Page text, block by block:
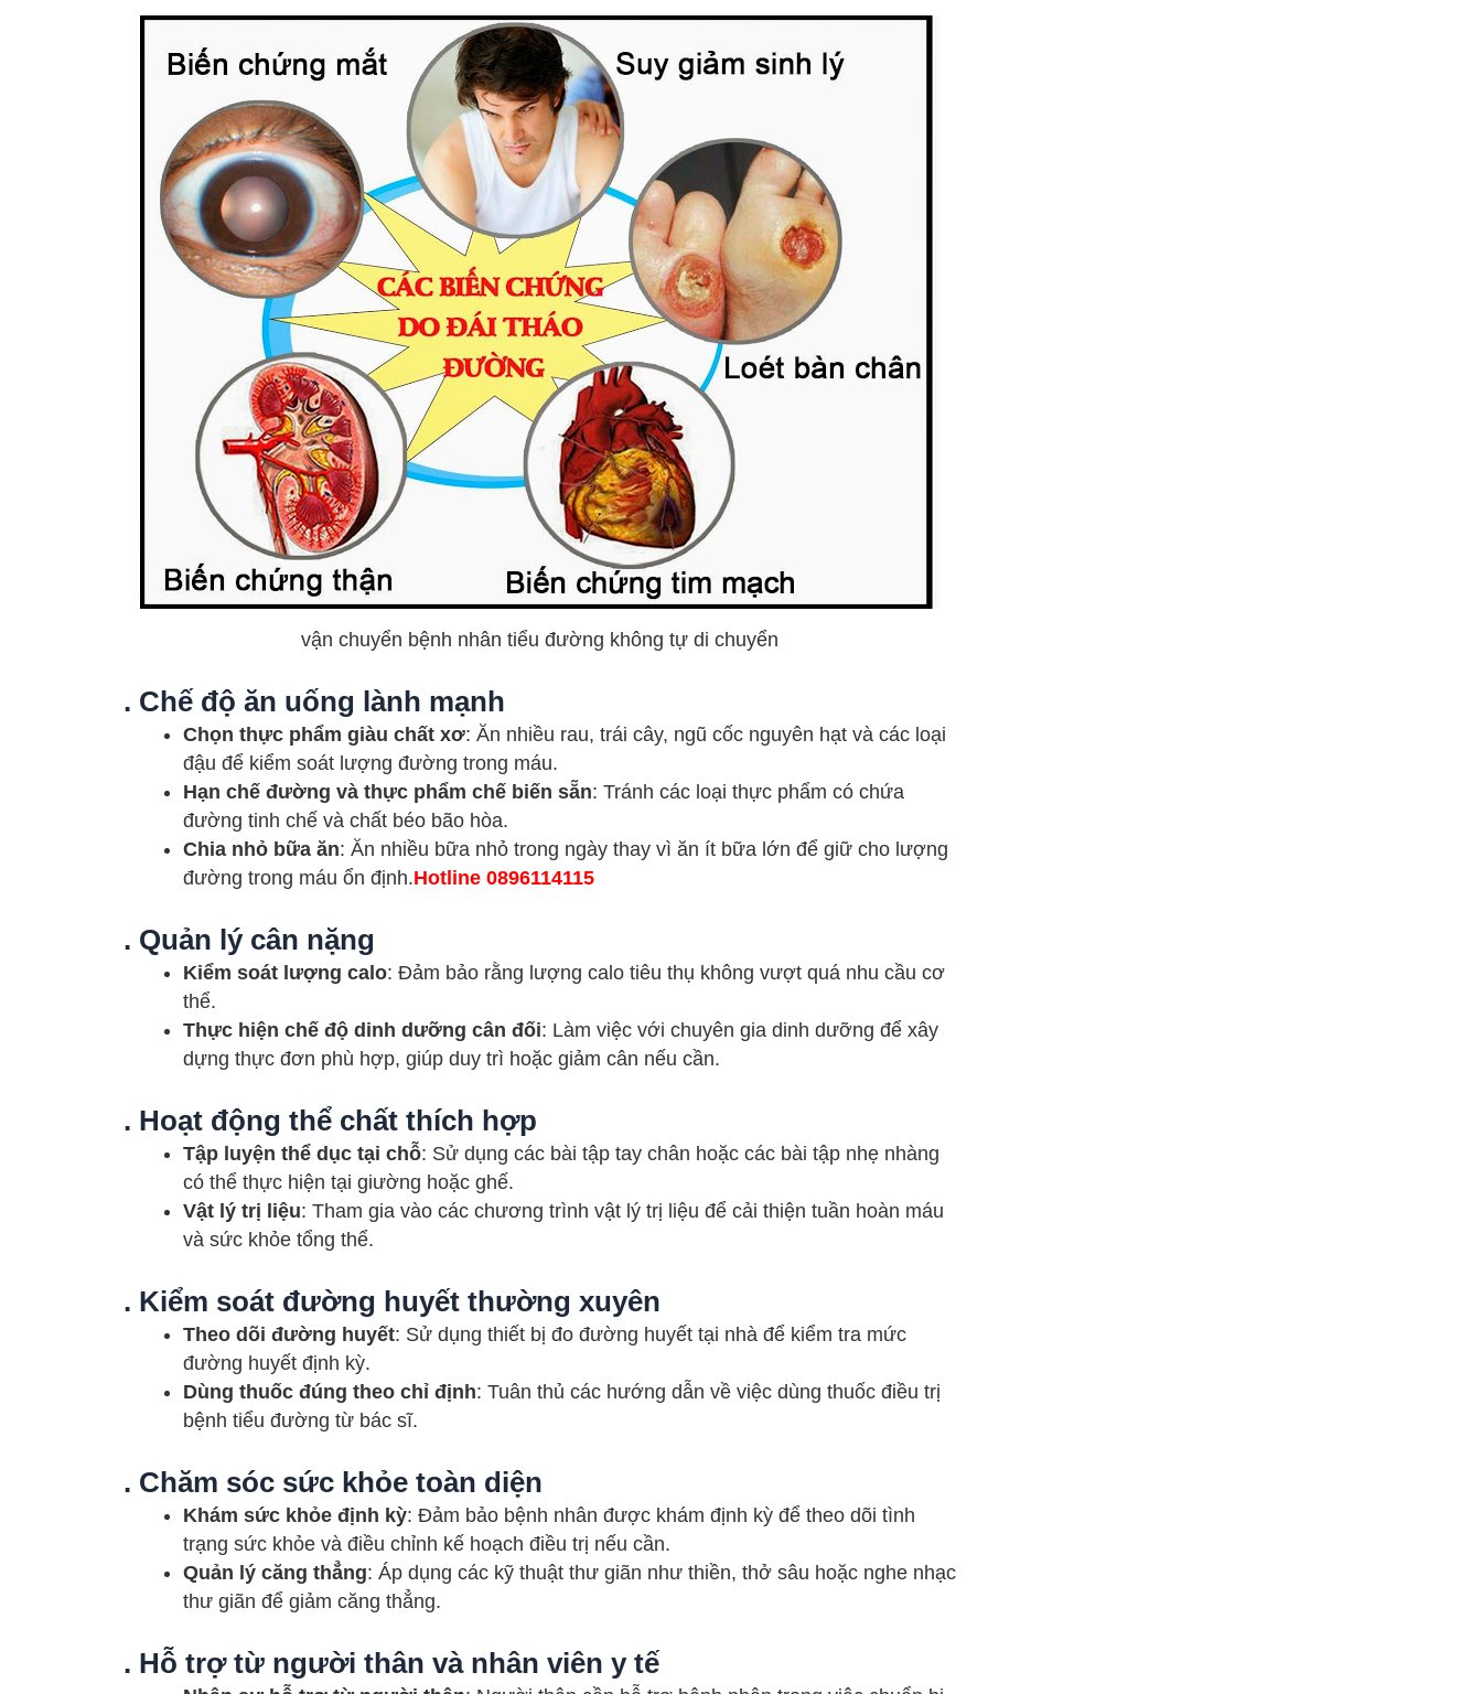
vận chuyển bệnh nhân tiểu đường không tự di chuyển
. Chế độ ăn uống lành mạnh
Chọn thực phẩm giàu chất xơ: Ăn nhiều rau, trái cây, ngũ cốc nguyên hạt và các loại
đậu để kiểm soát lượng đường trong máu.
Hạn chế đường và thực phẩm chế biến sẵn: Tránh các loại thực phẩm có chứa
đường tinh chế và chất béo bão hòa.
Chia nhỏ bữa ăn: Ăn nhiều bữa nhỏ trong ngày thay vì ăn ít bữa lớn để giữ cho lượng
đường trong máu ổn định.Hotline 0896114115
. Quản lý cân nặng
Kiểm soát lượng calo: Đảm bảo rằng lượng calo tiêu thụ không vượt quá nhu cầu cơ
thể.
Thực hiện chế độ dinh dưỡng cân đối: Làm việc với chuyên gia dinh dưỡng để xây
dựng thực đơn phù hợp, giúp duy trì hoặc giảm cân nếu cần.
. Hoạt động thể chất thích hợp
Tập luyện thể dục tại chỗ: Sử dụng các bài tập tay chân hoặc các bài tập nhẹ nhàng
có thể thực hiện tại giường hoặc ghế.
Vật lý trị liệu: Tham gia vào các chương trình vật lý trị liệu để cải thiện tuần hoàn máu
và sức khỏe tổng thể.
. Kiểm soát đường huyết thường xuyên
Theo dõi đường huyết: Sử dụng thiết bị đo đường huyết tại nhà để kiểm tra mức
đường huyết định kỳ.
Dùng thuốc đúng theo chỉ định: Tuân thủ các hướng dẫn về việc dùng thuốc điều trị
bệnh tiểu đường từ bác sĩ.
. Chăm sóc sức khỏe toàn diện
Khám sức khỏe định kỳ: Đảm bảo bệnh nhân được khám định kỳ để theo dõi tình
trạng sức khỏe và điều chỉnh kế hoạch điều trị nếu cần.
Quản lý căng thẳng: Áp dụng các kỹ thuật thư giãn như thiền, thở sâu hoặc nghe nhạc
thư giãn để giảm căng thẳng.
. Hỗ trợ từ người thân và nhân viên y tế